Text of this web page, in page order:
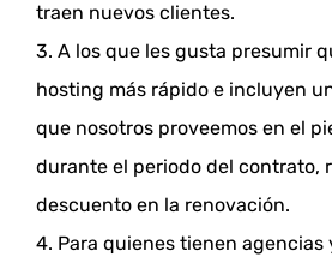
traen nuevos clientes.
3. A los que les gusta presumir
hosting más rápido e incluyen
que nosotros proveemos en el
durante el periodo del contrato,
descuento en la renovación.
4. Para quienes tienen agencias